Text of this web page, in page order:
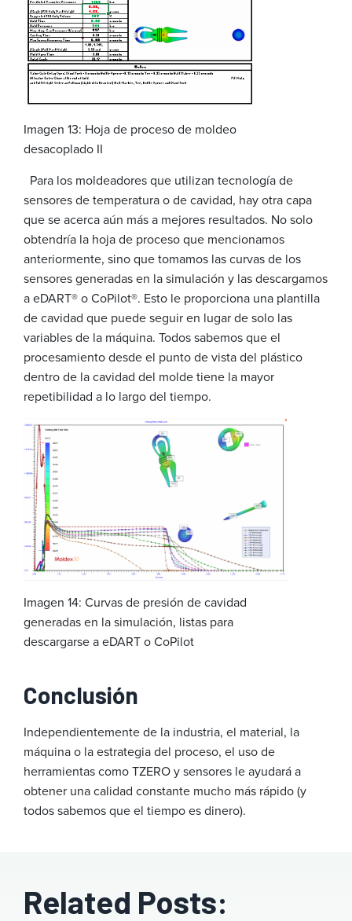
Imagen 13: Hoja de proceso de moldeo
desacoplado II
Para los moldeadores que utilizan tecnología de
sensores de temperatura o de cavidad, hay otra capa
que se acerca aún más a mejores resultados. No solo
obtendría la hoja de proceso que mencionamos
anteriormente, sino que tomamos las curvas de los
sensores generadas en la simulación y las descargamos
a eDART® o CoPilot®. Esto le proporciona una plantilla
de cavidad que puede seguir en lugar de solo las
variables de la máquina. Todos sabemos que el
procesamiento desde el punto de vista del plástico
dentro de la cavidad del molde tiene la mayor
repetibilidad a lo largo del tiempo.
Imagen 14: Curvas de presión de cavidad
generadas en la simulación, listas para
descargarse a eDART o CoPilot
Conclusión
Independientemente de la industria, el material, la
máquina o la estrategia del proceso, el uso de
herramientas como TZERO y sensores le ayudará a
obtener una calidad constante mucho más rápido (y
todos sabemos que el tiempo es dinero).
Related Posts: